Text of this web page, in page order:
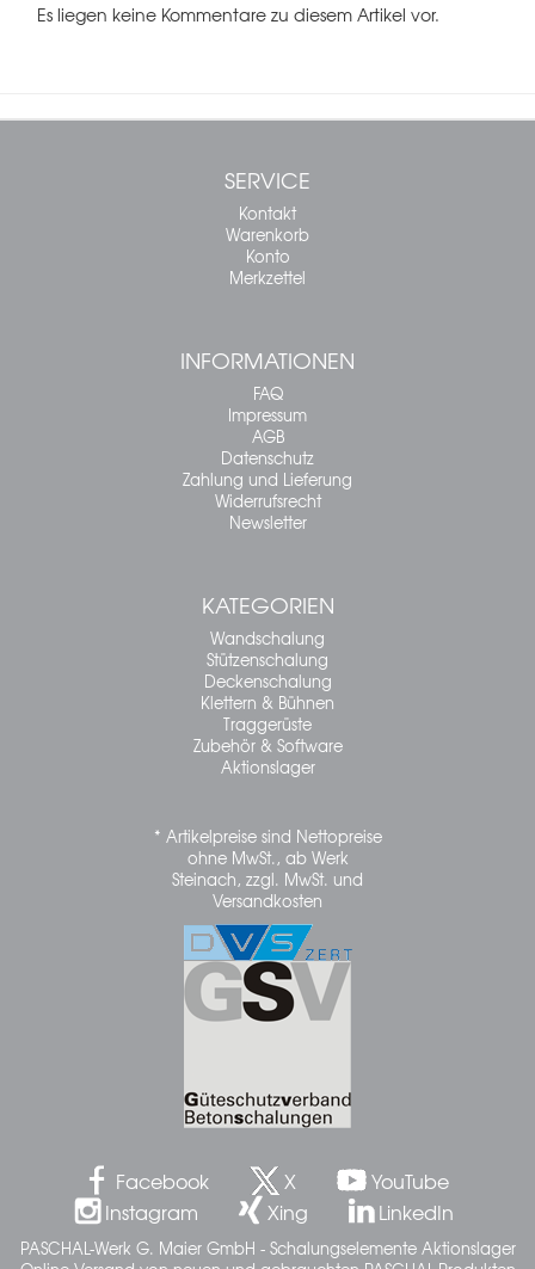
Es liegen keine Kommentare zu diesem Artikel vor.
SERVICE
Kontakt
Warenkorb
Konto
Merkzettel
INFORMATIONEN
FAQ
Impressum
AGB
Datenschutz
Zahlung und Lieferung
Widerrufsrecht
Newsletter
KATEGORIEN
Wandschalung
Stützenschalung
Deckenschalung
Klettern & Bühnen
Traggerüste
Zubehör & Software
Aktionslager
* Artikelpreise sind Nettopreise
ohne MwSt., ab Werk
Steinach, zzgl. MwSt. und
Versandkosten
Facebook X
YouTube
Instagram
Xing LinkedIn
PASCHAL-Werk G. Maier GmbH - Schalungselemente Aktionslager